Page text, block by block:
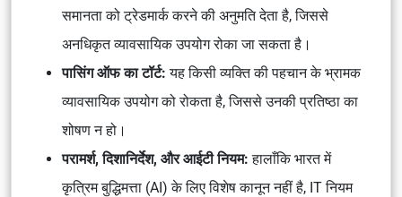
समानता को ट्रेडमार्क करने की अनुमति देता है, जिससे
अनधिकृत व्यावसायिक उपयोग रोका जा सकता है।
पासिंग ऑफ का टॉर्ट: यह किसी व्यक्ति की पहचान के भ्रामक
व्यावसायिक उपयोग को रोकता है, जिससे उनकी प्रतिष्ठा का
शोषण न हो।
परामर्श, दिशानिर्देश, और आईटी नियम: हालाँकि भारत में
कृत्रिम बुद्धिमत्ता (AI) के लिए विशेष कानून नहीं है, IT नियम